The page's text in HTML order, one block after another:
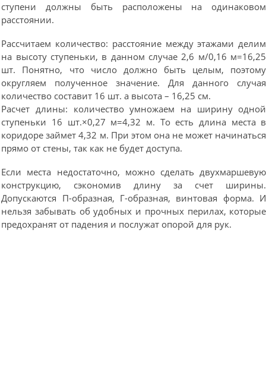
ступени должны быть расположены на одинаковом
расстоянии.
Рассчитаем количество: расстояние между этажами делим
на высоту ступеньки, в данном случае 2,6 м/0,16 м=16,25
шт. Понятно, что число должно быть целым, поэтому
округляем полученное значение. Для данного случая
количество составит 16 шт. а высота – 16,25 см.
Расчет длины: количество умножаем на ширину одной
ступеньки 16 шт.×0,27 м=4,32 м. То есть длина места в
коридоре займет 4,32 м. При этом она не может начинаться
прямо от стены, так как не будет доступа.
Если места недостаточно, можно сделать двухмаршевую
конструкцию, сэкономив длину за счет ширины.
Допускаются П-образная, Г-образная, винтовая форма. И
нельзя забывать об удобных и прочных перилах, которые
предохранят от падения и послужат опорой для рук.